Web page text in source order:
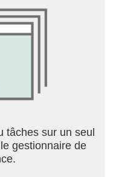
tâches sur un seul
gestionnaire de